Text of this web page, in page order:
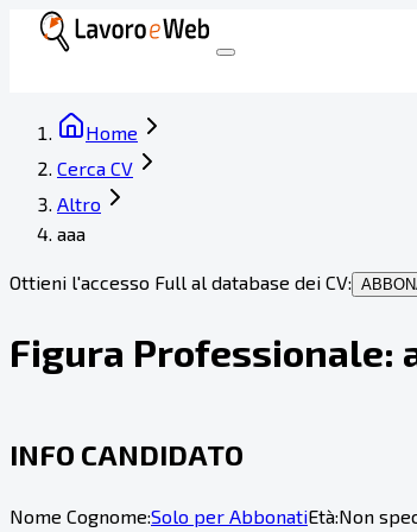
Home
Cerca CV
Altro
aaa
Ottieni l'accesso Full al database dei CV:
Figura Professionale:
INFO CANDIDATO
Nome Cognome:Solo per AbbonatiEtà:Non